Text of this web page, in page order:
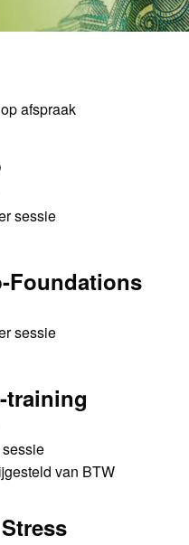
afspraak
sessie
Foundations
sessie
training
van BTW